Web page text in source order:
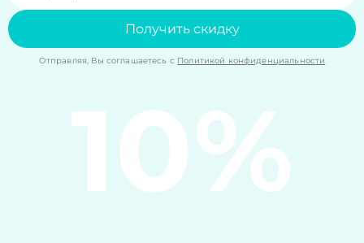
Получить скидку
Отправляя, Вы соглашаетесь с Политикой конфиденциальности
10%